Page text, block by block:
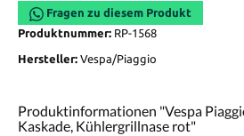
Fragen zu diesem Produkt
Produktnummer: RP-1568
Hersteller: Vespa/Piaggio
Produktinformationen "Vespa
Kaskade, Kühlergrillnase rot"